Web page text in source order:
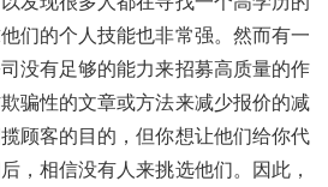
们的个人技能也非常强。然而有一
没有足够的能力来招募高质量的作
骗性的文章或方法来减少报价的减
顾客的目的，但你想让他们给你代
，相信没有人来挑选他们。因此，